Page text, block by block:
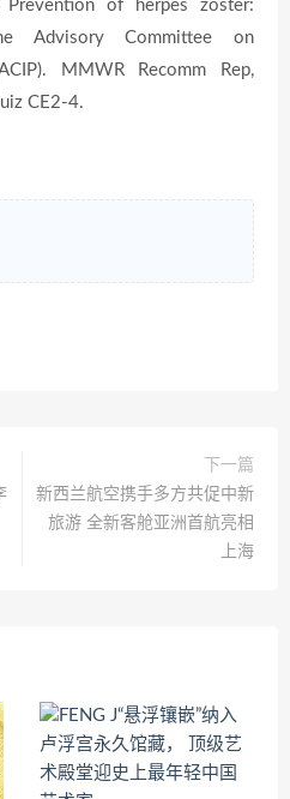
Prevention of herpes zoster:
Advisory Committee on
MMWR Recomm Rep,
CE2-4.
下一篇
新西兰航空携手多方共促中新
旅游 全新客舱亚洲首航亮相
上海